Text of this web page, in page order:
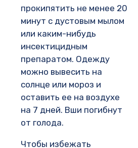
прокипятить не менее 20
минут с дустовым мылом
или каким-нибудь
инсектицидным
препаратом. Одежду
можно вывесить на
солнце или мороз и
оставить ее на воздухе
на 7 дней. Вши погибнут
от голода.
Чтобы избежать